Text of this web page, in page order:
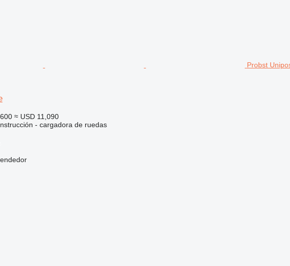
Probst
≈ USD 11,090
- cargadora de ruedas